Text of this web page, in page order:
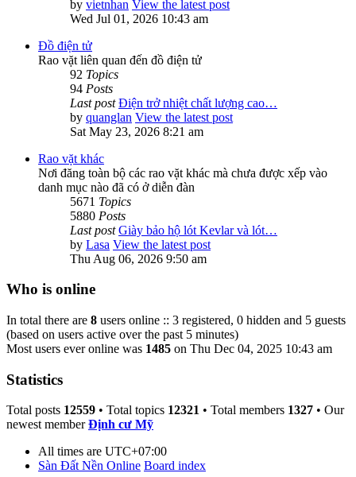
by vietnhan View the latest post
Wed Jul 01, 2026 10:43 am
Đồ điện tử
Rao vặt liên quan đến đồ điện tử
92 Topics
94 Posts
Last post Điện trở nhiệt chất lượng cao…
by quanglan View the latest post
Sat May 23, 2026 8:21 am
Rao vặt khác
Nơi đăng toàn bộ các rao vặt khác mà chưa được xếp vào
danh mục nào đã có ở diễn đàn
5671 Topics
5880 Posts
Last post Giày bảo hộ lót Kevlar và lót…
by Lasa View the latest post
Thu Aug 06, 2026 9:50 am
Who is online
In total there are 8 users online :: 3 registered, 0 hidden and 5 guests
(based on users active over the past 5 minutes)
Most users ever online was 1485 on Thu Dec 04, 2025 10:43 am
Statistics
Total posts 12559 • Total topics 12321 • Total members 1327 • Our
newest memberĐịnh cư Mỹ
All times are UTC+07:00
Sàn Đất Nền Online Board index